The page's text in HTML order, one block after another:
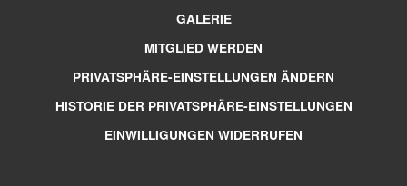
GALERIE
MITGLIED WERDEN
PRIVATSPHÄRE-EINSTELLUNGEN ÄNDERN
HISTORIE DER PRIVATSPHÄRE-EINSTELLUNGEN
EINWILLIGUNGEN WIDERRUFEN